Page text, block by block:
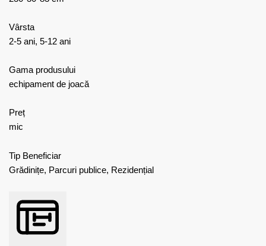
Vârsta
2-5 ani, 5-12 ani
Gama produsului
echipament de joacă
Preț
mic
Tip Beneficiar
Grădinițe, Parcuri publice, Rezidențial